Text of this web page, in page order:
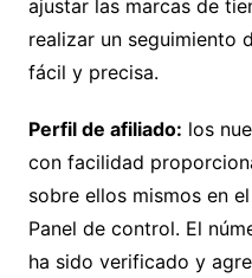
ajustar las marcas de
realizar un seguimiento
fácil y precisa.
Perfil de afiliado: los
con facilidad
sobre ellos mismos en
Panel de control. El
ha sido verificado y